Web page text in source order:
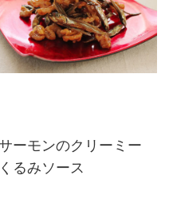
ーモンのクリーミー
くるみソース